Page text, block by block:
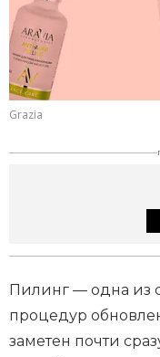
Grazia
Пилинг — одна из
процедур
заметен почти